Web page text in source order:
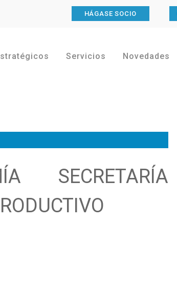
HÁGASE SOCIO
Servicios Novedades
SECRETARÍA